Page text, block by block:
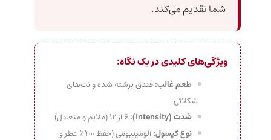
شما تقدیم می‌کند.
ویژگی‌های کلیدی در یک نگاه:
طعم غالب:فندق برشته شده و نت‌های
شکلاتی
شدت (Intensity):
نوع کپسول:
آلومینیومی (حفظ ۱۰۰٪ عطر و